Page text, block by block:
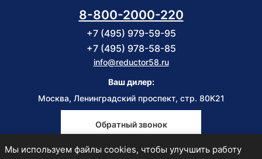
8-800-2000-220
+7 (495) 979-59-95
+7 (495) 978-58-85
info@reductor58.ru
Ваш дилер:
Москва, Ленинградский проспект, стр. 80К21
Обратный звонок
Пн-Пт
Мы используем файлы cookies, чтобы улучшить работу